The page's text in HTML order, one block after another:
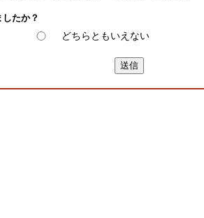
たか？
どちらともいえない